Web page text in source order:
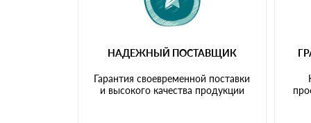
НАДЕЖНЫЙ ПОСТАВЩИК
Гарантия своевременной поставки
и высокого качества продукции